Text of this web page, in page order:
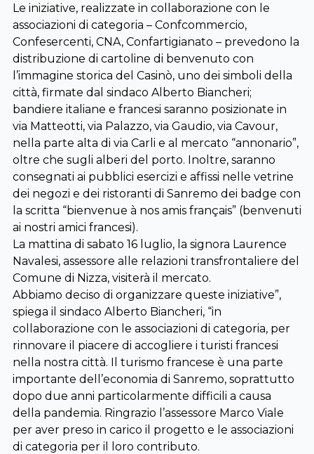
Le iniziative, realizzate in collaborazione con le
associazioni di categoria – Confcommercio,
Confesercenti, CNA, Confartigianato – prevedono la
distribuzione di cartoline di benvenuto con
l’immagine storica del Casinò, uno dei simboli della
città, firmate dal sindaco Alberto Biancheri;
bandiere italiane e francesi saranno posizionate in
via Matteotti, via Palazzo, via Gaudio, via Cavour,
nella parte alta di via Carli e al mercato “annonario”,
oltre che sugli alberi del porto. Inoltre, saranno
consegnati ai pubblici esercizi e affissi nelle vetrine
dei negozi e dei ristoranti di Sanremo dei badge con
la scritta “bienvenue à nos amis français” (benvenuti
ai nostri amici francesi).
La mattina di sabato 16 luglio, la signora Laurence
Navalesi, assessore alle relazioni transfrontaliere del
Comune di Nizza, visiterà il mercato.
Abbiamo deciso di organizzare queste iniziative”,
spiega il sindaco Alberto Biancheri, “in
collaborazione con le associazioni di categoria, per
rinnovare il piacere di accogliere i turisti francesi
nella nostra città. Il turismo francese è una parte
importante dell’economia di Sanremo, soprattutto
dopo due anni particolarmente difficili a causa
della pandemia. Ringrazio l’assessore Marco Viale
per aver preso in carico il progetto e le associazioni
di categoria per il loro contributo.